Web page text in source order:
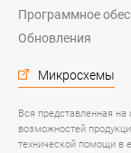
Программное
Обновления
Микросхемы
Вся представленная
возможностей
технической помощи в